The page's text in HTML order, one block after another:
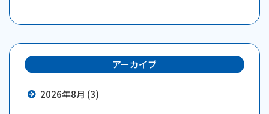
アーカイブ
2026年8月 (3)